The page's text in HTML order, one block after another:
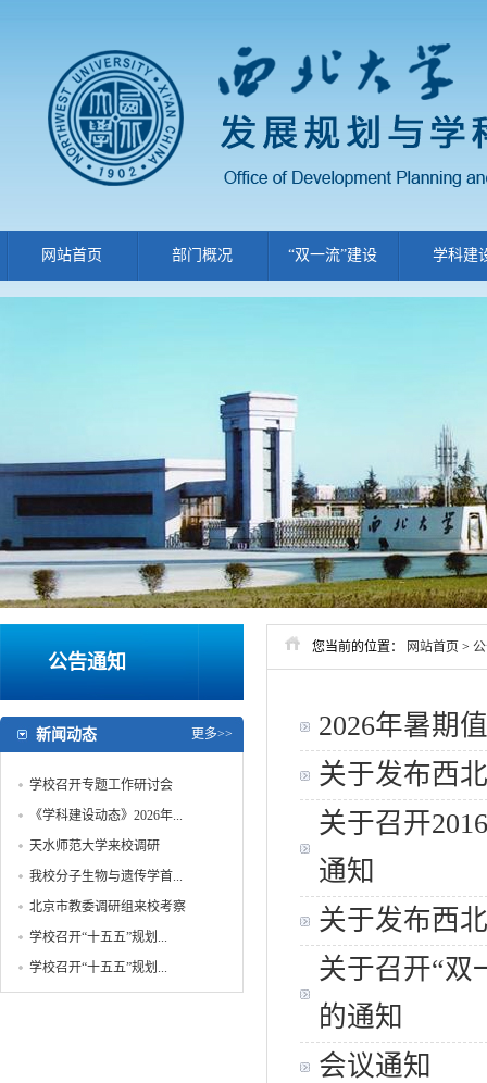
网站首页 部门概况 “双一流”建设 学科建
公告通知
更多>>
新闻动态
学校召开专题工作研讨会
《学科建设动态》2026年...
天水师范大学来校调研
我校分子生物与遗传学首...
北京市教委调研组来校考察
学校召开“十五五”规划...
学校召开“十五五”规划...
您当前的位置： 网站首页 >
2026年暑期
关于发布西
关于召开
通知
关于发布西
关于召开“双
的通知
会议通知